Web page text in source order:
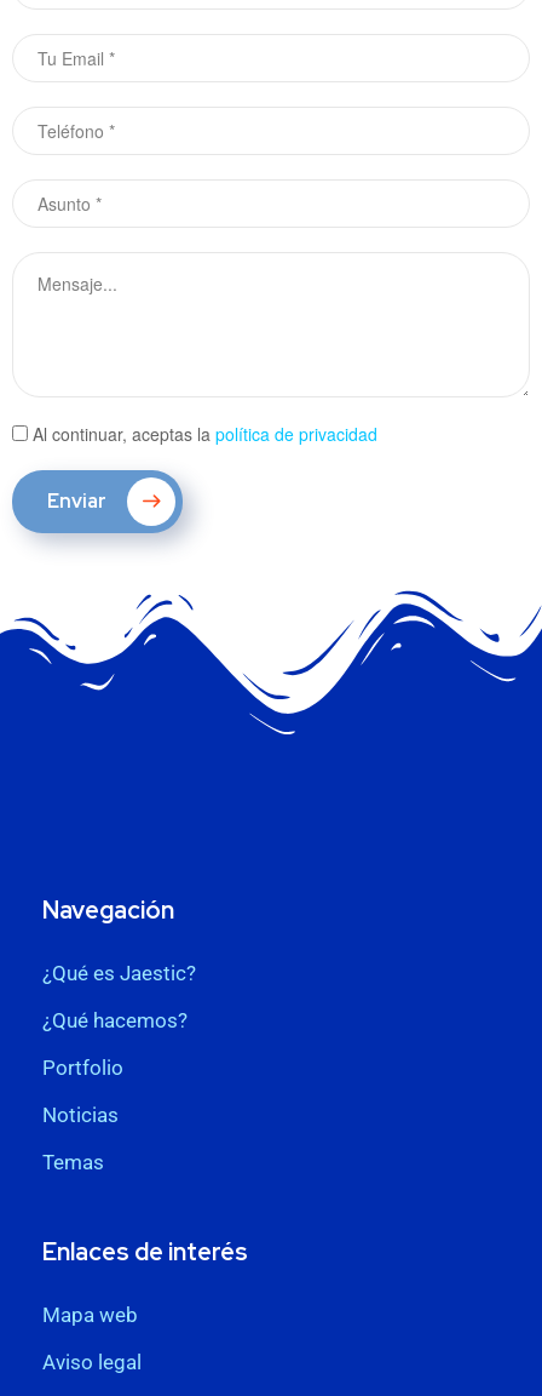
Al continuar, aceptas la política de privacidad
Enviar
Navegación
¿Qué es Jaestic?
¿Qué hacemos?
Portfolio
Noticias
Temas
Enlaces de interés
Mapa web
Aviso legal